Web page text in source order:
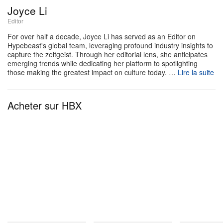
comme « GENERAL HEAD » et « STA » sont
passés au filtre de l’esthétique ©SAINT Mxxxxxx,
s’affichant sur des sweatshirts zippés aux motifs
nordiques et sur des T-shirts porteurs du message
habité « SAINT SHALL ALWAYS LOVE APE ».
Au‑delà du vestiaire, la collaboration s’invite dans
tabourets phosphorescents ornés d’un camouflage
Joyce Li
Editor
For over half a decade, Joyce Li has served as an Editor on
Hypebeast's global team, leveraging profound industry insights to
capture the zeitgeist. Through her editorial lens, she anticipates
emerging trends while dedicating her platform to spotlighting
those making the greatest impact on culture today. … Lire la suite
Acheter sur HBX